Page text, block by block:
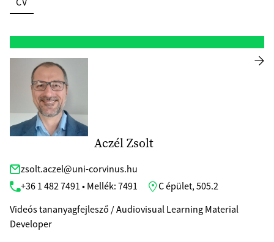
CV
Aczél Zsolt
zsolt.aczel@uni-corvinus.hu
+36 1 482 7491 • Mellék: 7491
C épület, 505.2
Videós tananyagfejlesző / Audiovisual Learning Material
Developer